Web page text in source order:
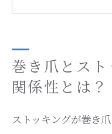
巻き爪対策に効果
柔軟性のある
圧迫感を軽減
巻き爪とス
関係性とは？
ストッキングが巻き